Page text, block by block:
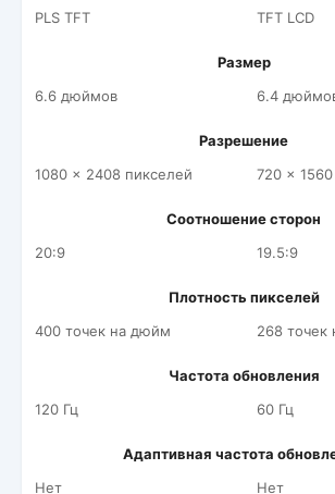
PLS TFT
TFT LCD
Размер
6.6 дюймов
6.4
Разрешение
1080 x 2408 пикселей
720 x
Соотношение сторон
20:9
19.5:9
Плотность пикселей
400 точек на дюйм
268
Частота обновления
120 Гц
60 Гц
Адаптивная частота
Нет
Нет